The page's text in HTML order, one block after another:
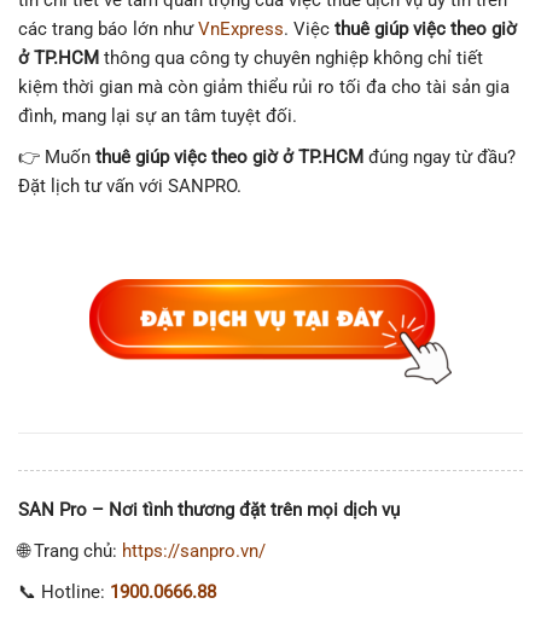
các trang báo lớn nhưVnExpress. Việc thuê giúp việc theo giờ
ở TP.HCM thông qua công ty chuyên nghiệp không chỉ tiết
kiệm thời gian mà còn giảm thiểu rủi ro tối đa cho tài sản gia
đình, mang lại sự an tâm tuyệt đối.
👉 Muốn thuê giúp việc theo giờ ở TP.HCM đúng ngay từ đầu?
Đặt lịch tư vấn với SANPRO.
SAN Pro – Nơi tình thương đặt trên mọi dịch vụ
🌐 Trang chủ: https://sanpro.vn/
📞 Hotline: 1900.0666.88